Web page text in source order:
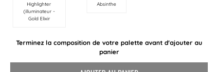
Highlighter
(illuminateur -
Gold Elixir
Absinthe
Terminez la composition de votre palette avant d'ajouter au
panier